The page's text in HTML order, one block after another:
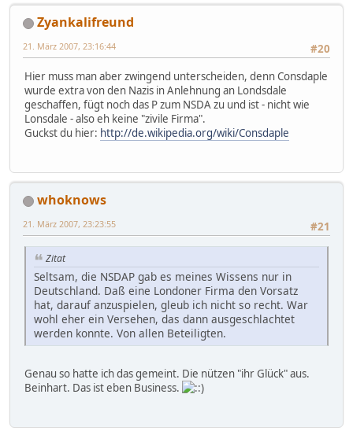
Zyankalifreund
#20
21. März 2007, 23:16:44
Hier muss man aber zwingend unterscheiden, denn Consdaple
wurde extra von den Nazis in Anlehnung an Londsdale
geschaffen, fügt noch das P zum NSDA zu und ist - nicht wie
Lonsdale - also eh keine "zivile Firma".
Guckst du hier: http://de.wikipedia.org/wiki/Consdaple
whoknows
#21
21. März 2007, 23:23:55
Zitat
Seltsam, die NSDAP gab es meines Wissens nur in
Deutschland. Daß eine Londoner Firma den Vorsatz
hat, darauf anzuspielen, gleub ich nicht so recht. War
wohl eher ein Versehen, das dann ausgeschlachtet
werden konnte. Von allen Beteiligten.
Genau so hatte ich das gemeint. Die nützen "ihr Glück" aus.
Beinhart. Das ist eben Business.